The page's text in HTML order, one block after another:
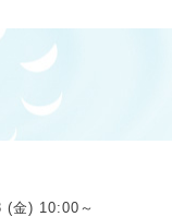
(金) 10:00～